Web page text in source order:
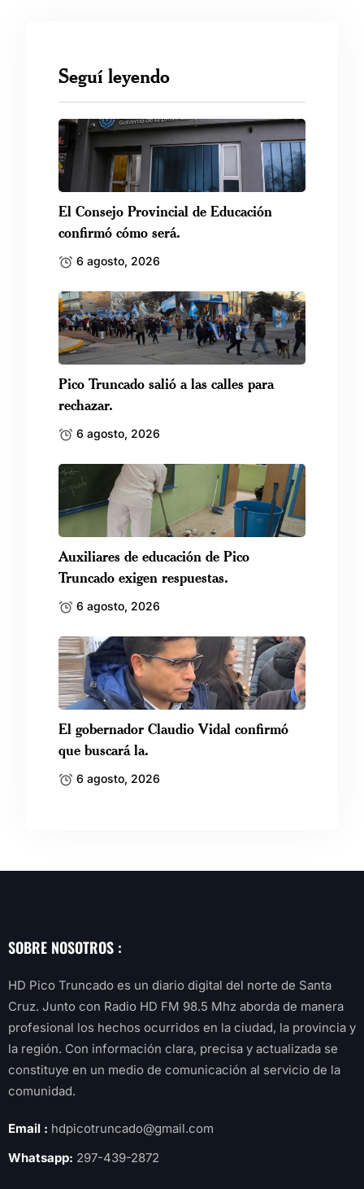
Seguí leyendo
El Consejo Provincial de Educación
confirmó cómo será.
6 agosto, 2026
Pico Truncado salió a las calles para
rechazar.
6 agosto, 2026
Auxiliares de educación de Pico
Truncado exigen respuestas.
6 agosto, 2026
El gobernador Claudio Vidal confirmó
que buscará la.
6 agosto, 2026
SOBRE NOSOTROS :
HD Pico Truncado es un diario digital del norte de Santa
Cruz. Junto con Radio HD FM 98.5 Mhz aborda de manera
profesional los hechos ocurridos en la ciudad, la provincia y
la región. Con información clara, precisa y actualizada se
constituye en un medio de comunicación al servicio de la
comunidad.
Email : hdpicotruncado@gmail.com
Whatsapp: 297-439-2872